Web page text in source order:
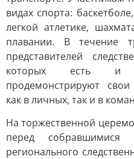
видах спорта:
легкой атлетике,
плавании. В течение
представителей
которых есть и
продемонстрируют
как в личных, так и в
На торжественной
перед собравшимися
регионального